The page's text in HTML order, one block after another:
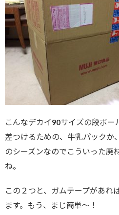
こんなデカイ90サイズの段ボ
差つけるための、牛乳パックか
のシーズンなのでこういった廃
ね。
この２つと、ガムテープがあれ
ます。もう、まじ簡単〜！